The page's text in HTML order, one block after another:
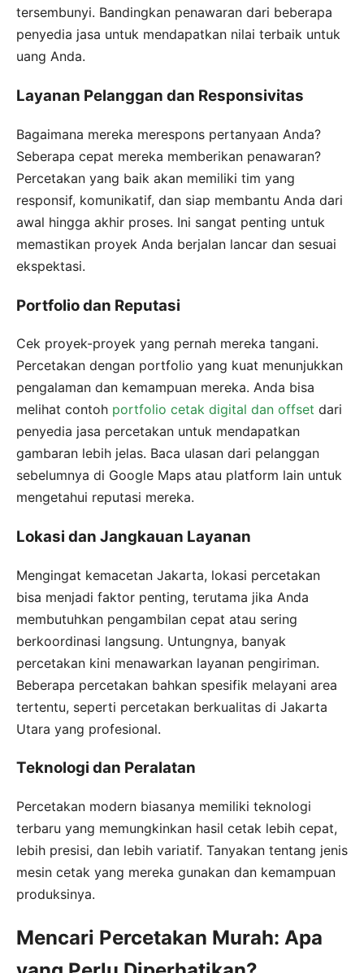
tersembunyi. Bandingkan penawaran dari beberapa
penyedia jasa untuk mendapatkan nilai terbaik untuk
uang Anda.
Layanan Pelanggan dan Responsivitas
Bagaimana mereka merespons pertanyaan Anda?
Seberapa cepat mereka memberikan penawaran?
Percetakan yang baik akan memiliki tim yang
responsif, komunikatif, dan siap membantu Anda dari
awal hingga akhir proses. Ini sangat penting untuk
memastikan proyek Anda berjalan lancar dan sesuai
ekspektasi.
Portfolio dan Reputasi
Cek proyek-proyek yang pernah mereka tangani.
Percetakan dengan portfolio yang kuat menunjukkan
pengalaman dan kemampuan mereka. Anda bisa
melihat contoh portfolio cetak digital dan offset dari
penyedia jasa percetakan untuk mendapatkan
gambaran lebih jelas. Baca ulasan dari pelanggan
sebelumnya di Google Maps atau platform lain untuk
mengetahui reputasi mereka.
Lokasi dan Jangkauan Layanan
Mengingat kemacetan Jakarta, lokasi percetakan
bisa menjadi faktor penting, terutama jika Anda
membutuhkan pengambilan cepat atau sering
berkoordinasi langsung. Untungnya, banyak
percetakan kini menawarkan layanan pengiriman.
Beberapa percetakan bahkan spesifik melayani area
tertentu, seperti percetakan berkualitas di Jakarta
Utara yang profesional.
Teknologi dan Peralatan
Percetakan modern biasanya memiliki teknologi
terbaru yang memungkinkan hasil cetak lebih cepat,
lebih presisi, dan lebih variatif. Tanyakan tentang jenis
mesin cetak yang mereka gunakan dan kemampuan
produksinya.
Mencari Percetakan Murah: Apa